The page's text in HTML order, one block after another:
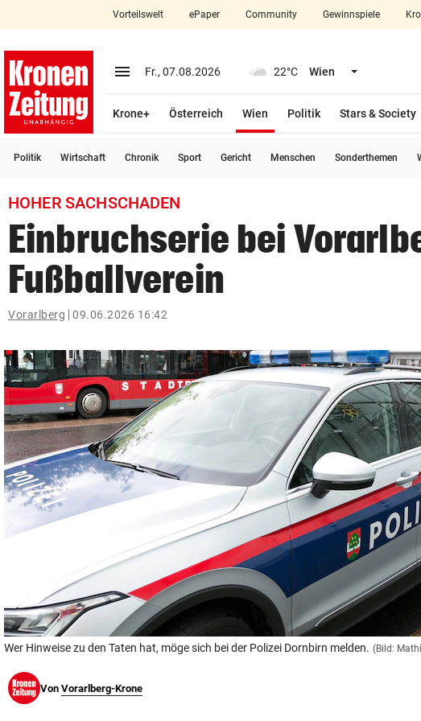
closeSchließen
account_circle Anmelden
arrow_right
bookmark
Suchbegriff
eingeben
© Krone Multimedia GmbH & Co KG 2026
Muthgasse 2, 1190 Wien
Vorteilswelt ePaper Community Gewinnspiele
menu Menü aufklappen
Fr., 07.08.2026 22°C Wien Menü
Krone+ Österreich Wien
Politik
Stars & Society
Politik Wirtschaft Chronik Sport Gericht Menschen Sonderthemen
HOHER SACHSCHADEN
Einbruchserie bei
Fußballverein
Vorarlberg 09.06.2026 16:42
Wer Hinweise zu den Taten hat, möge sich bei der Polizei Dornbirn melden. (Bild:
Von Vorarlberg-Krone